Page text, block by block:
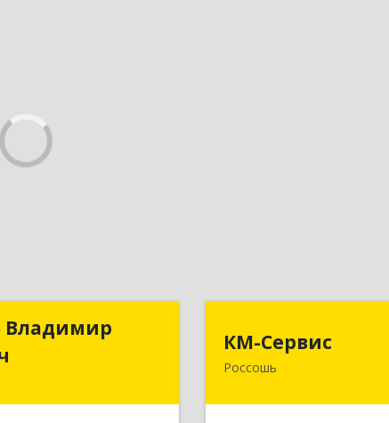
Владимир
Владимир
КМ-Сервис
Россошь